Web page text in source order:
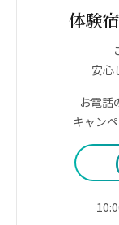
体験
安心
お電話
キャン